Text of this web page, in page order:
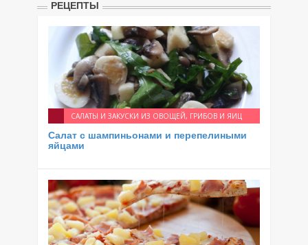
РЕЦЕПТЫ
САЛАТЫ И ЗАКУСКИ ИЗ ОВОЩЕЙ, ГРИБОВ И ЯИЦ
Салат с шампиньонами и перепелиными
яйцами